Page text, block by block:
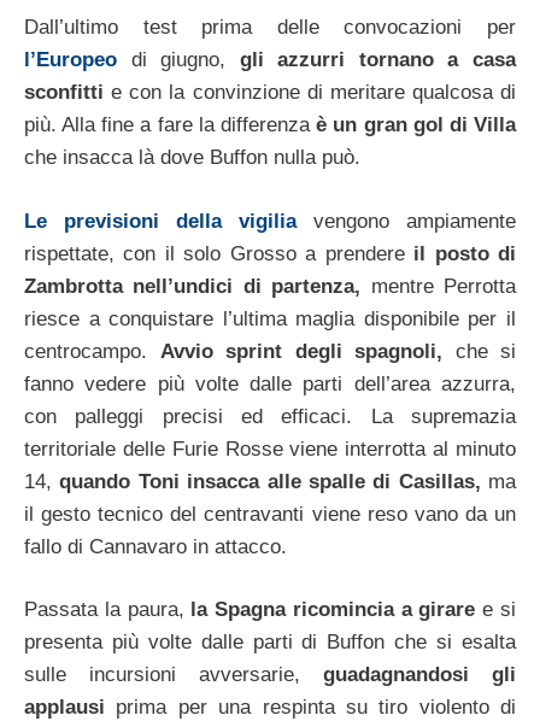
Dall’ultimo test prima delle convocazioni per
l’Europeo di giugno, gli azzurri tornano a casa
sconfittie con la convinzione di meritare qualcosa di
più. Alla fine a fare la differenzaè un gran gol di Villa
che insacca là dove Buffon nulla può.
Le previsioni della vigiliavengono ampiamente
rispettate, con il solo Grosso a prendere il posto di
Zambrotta nell’undici di partenza, mentre Perrotta
riesce a conquistare l’ultima maglia disponibile per il
centrocampo. Avvio sprint degli spagnoli, che si
fanno vedere più volte dalle parti dell’area azzurra,
con palleggi precisi ed efficaci. La supremazia
territoriale delle Furie Rosse viene interrotta al minuto
14,quando Toni insacca alle spalle di Casillas, ma
il gesto tecnico del centravanti viene reso vano da un
fallo di Cannavaro in attacco.
Passata la paura, la Spagna ricomincia a giraree si
presenta più volte dalle parti di Buffon che si esalta
sulle incursioni avversarie, guadagnandosi gli
applausi prima per una respinta su tiro violento di